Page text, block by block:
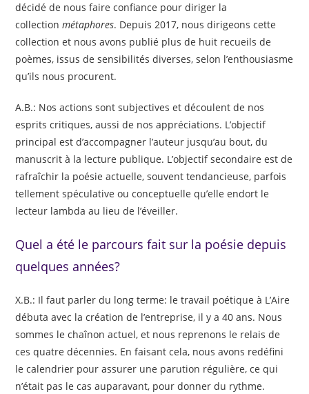
décidé de nous faire confiance pour diriger la
collectionmétaphores. Depuis 2017, nous dirigeons cette
collection et nous avons publié plus de huit recueils de
poèmes, issus de sensibilités diverses, selon l’enthousiasme
qu’ils nous procurent.
A.B.: Nos actions sont subjectives et découlent de nos
esprits critiques, aussi de nos appréciations. L’objectif
principal est d’accompagner l’auteur jusqu’au bout, du
manuscrit à la lecture publique. L’objectif secondaire est de
rafraîchir la poésie actuelle, souvent tendancieuse, parfois
tellement spéculative ou conceptuelle qu’elle endort le
lecteur lambda au lieu de l’éveiller.
Quel a été le parcours fait sur la poésie depuis
quelques années?
X.B.: Il faut parler du long terme: le travail poétique à L’Aire
débuta avec la création de l’entreprise, il y a 40 ans. Nous
sommes le chaînon actuel, et nous reprenons le relais de
ces quatre décennies. En faisant cela, nous avons redéfini
le calendrier pour assurer une parution régulière, ce qui
n’était pas le cas auparavant, pour donner du rythme.